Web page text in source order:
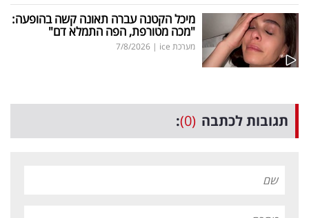
מיכל הקטנה עברה תאונה קשה בהופעה:
"מכה מטורפת, הפה התמלא דם"
מערכת ice |
7/8/2026
תגובות לכתבה (0)
: